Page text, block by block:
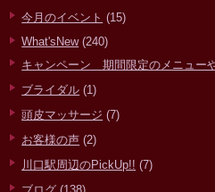
今月のイベント (15)
What'sNew(240)
キャンペーン 期間限定のメニュー
ブライダル (1)
頭皮マッサージ (7)
お客様の声 (2)
川口駅周辺のPickUp!! (7)